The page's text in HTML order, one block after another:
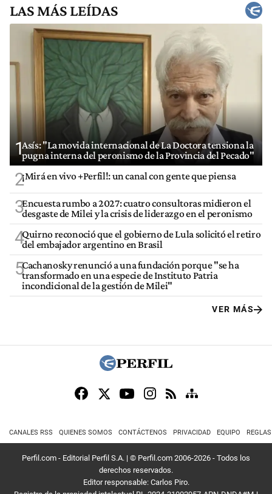
LAS MÁS LEÍDAS
1Asís: "La movida internacional de La Doctora tensiona la
pugna interna del peronismo de la Provincia del Pecado"
2¡Mirá en vivo +Perfil!: un canal con gente que piensa
3Encuesta rumbo a 2027: cuatro consultoras midieron el
desgaste de Milei y la crisis de liderazgo en el peronismo
4Quirno reconoció que el gobierno de Lula solicitó el retiro
del embajador argentino en Brasil
5Cachanosky renunció a una fundación porque "se ha
transformado en una especie de Instituto Patria
incondicional de la gestión de Milei"
VER MÁS
CANALES RSS QUIENES SOMOS CONTÁCTENOS PRIVACIDAD EQUIPO
Perfil.com - Editorial Perfil S.A. | © Perfil.com 2006-2026 - Todos los
derechos reservados.
Editor responsable: Carlos Piro.